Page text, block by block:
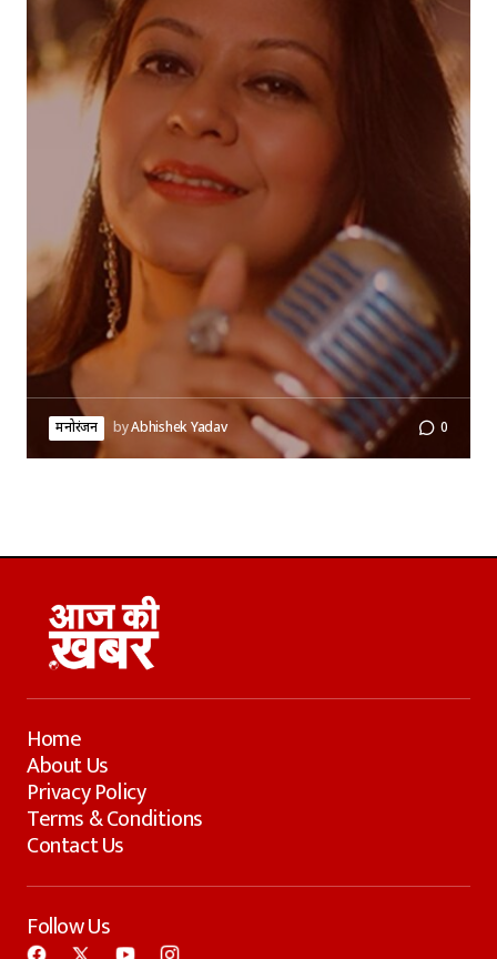
मनोरंजन byAbhishek Yadav 0
Home
About Us
Privacy Policy
Terms & Conditions
Contact Us
Follow Us